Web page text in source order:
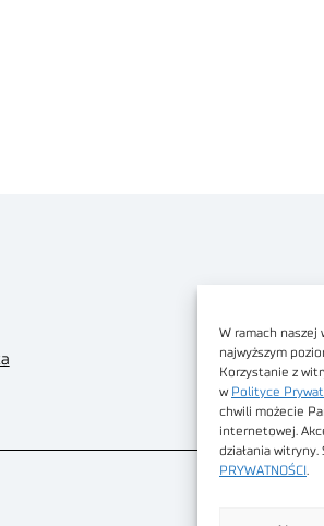
W ramach
najwyższym
Korzystanie z
w Polityce
chwili możecie
internetowej.
działania witryny.
PRYWATNOŚCI